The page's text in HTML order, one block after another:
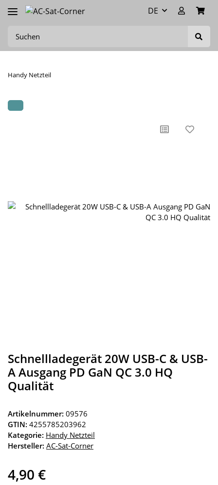
DE
Handy Netzteil
Schnellladegerät 20W USB-C & USB-
A Ausgang PD GaN QC 3.0 HQ
Qualität
Artikelnummer: 09576
GTIN: 4255785203962
Kategorie: Handy Netzteil
Hersteller: AC-Sat-Corner
4,90 €